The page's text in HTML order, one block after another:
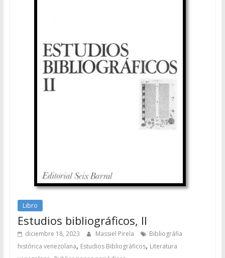
Libro
Estudios bibliográficos, II
diciembre 18, 2023 Massiel Pirela
Bibliográfia
histórica venezolana, Estudios Bibliográficos, Literatura